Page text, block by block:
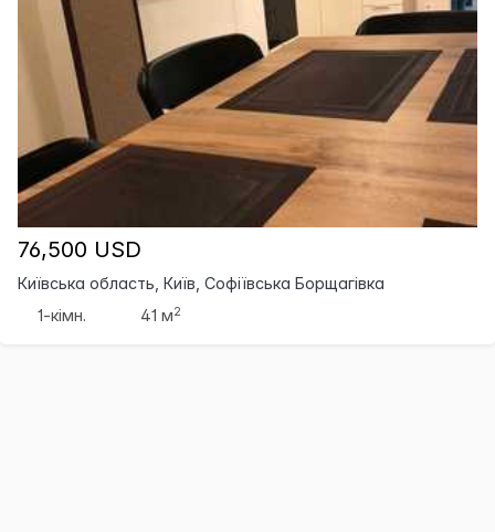
76,500 USD
Київська область, Київ, Софіївська Борщагівка
1-кімн.
41 м2